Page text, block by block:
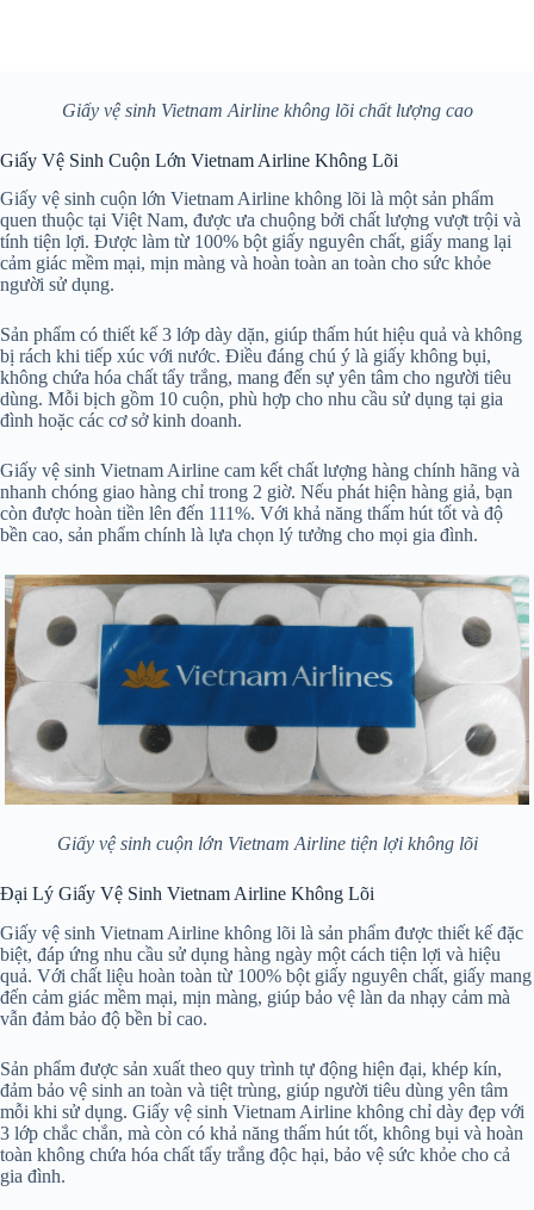
Giấy vệ sinh Vietnam Airline không lõi chất lượng cao
Giấy Vệ Sinh Cuộn Lớn Vietnam Airline Không Lõi
Giấy vệ sinh cuộn lớn Vietnam Airline không lõi là một sản phẩm
quen thuộc tại Việt Nam, được ưa chuộng bởi chất lượng vượt trội và
tính tiện lợi. Được làm từ 100% bột giấy nguyên chất, giấy mang lại
cảm giác mềm mại, mịn màng và hoàn toàn an toàn cho sức khỏe
người sử dụng.
Sản phẩm có thiết kế 3 lớp dày dặn, giúp thấm hút hiệu quả và không
bị rách khi tiếp xúc với nước. Điều đáng chú ý là giấy không bụi,
không chứa hóa chất tẩy trắng, mang đến sự yên tâm cho người tiêu
dùng. Mỗi bịch gồm 10 cuộn, phù hợp cho nhu cầu sử dụng tại gia
đình hoặc các cơ sở kinh doanh.
Giấy vệ sinh Vietnam Airline cam kết chất lượng hàng chính hãng và
nhanh chóng giao hàng chỉ trong 2 giờ. Nếu phát hiện hàng giả, bạn
còn được hoàn tiền lên đến 111%. Với khả năng thấm hút tốt và độ
bền cao, sản phẩm chính là lựa chọn lý tưởng cho mọi gia đình.
Giấy vệ sinh cuộn lớn Vietnam Airline tiện lợi không lõi
Đại Lý Giấy Vệ Sinh Vietnam Airline Không Lõi
Giấy vệ sinh Vietnam Airline không lõi là sản phẩm được thiết kế đặc
biệt, đáp ứng nhu cầu sử dụng hàng ngày một cách tiện lợi và hiệu
quả. Với chất liệu hoàn toàn từ 100% bột giấy nguyên chất, giấy mang
đến cảm giác mềm mại, mịn màng, giúp bảo vệ làn da nhạy cảm mà
vẫn đảm bảo độ bền bỉ cao.
Sản phẩm được sản xuất theo quy trình tự động hiện đại, khép kín,
đảm bảo vệ sinh an toàn và tiệt trùng, giúp người tiêu dùng yên tâm
mỗi khi sử dụng. Giấy vệ sinh Vietnam Airline không chỉ dày đẹp với
3 lớp chắc chắn, mà còn có khả năng thấm hút tốt, không bụi và hoàn
toàn không chứa hóa chất tẩy trắng độc hại, bảo vệ sức khỏe cho cả
gia đình.